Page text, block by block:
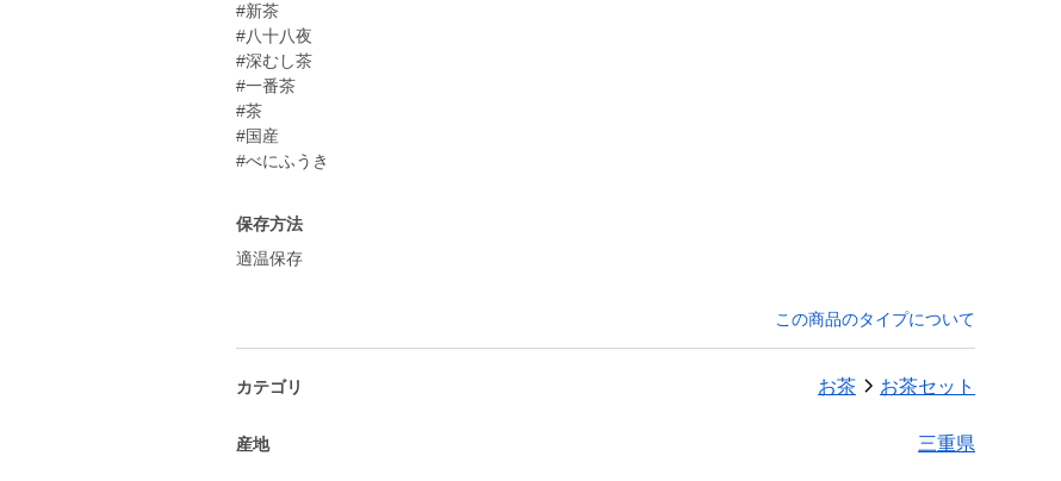
#新茶
#八十八夜
#深むし茶
#一番茶
#茶
#国産
#べにふうき
保存方法
適温保存
この商品のタイプについて
カテゴリ お茶 お茶セット
産地 三重県